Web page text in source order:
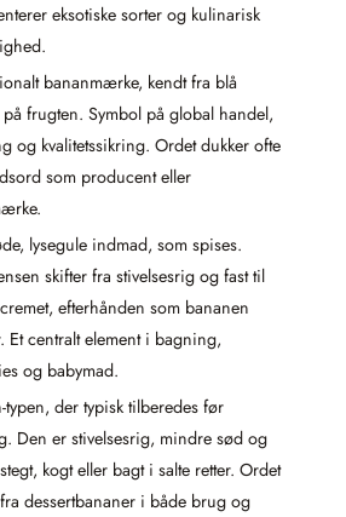
eksotiske sorter og kulinarisk
bananmærke, kendt fra blå
på frugten. Symbol på global handel,
og kvalitetssikring. Ordet dukker ofte
som producent eller
lysegule indmad, som spises.
skifter fra stivelsesrig og fast til
efterhånden som bananen
Et centralt element i bagning,
og babymad.
typen, der typisk tilberedes før
Den er stivelsesrig, mindre sød og
kogt eller bagt i salte retter. Ordet
dessertbananer i både brug og